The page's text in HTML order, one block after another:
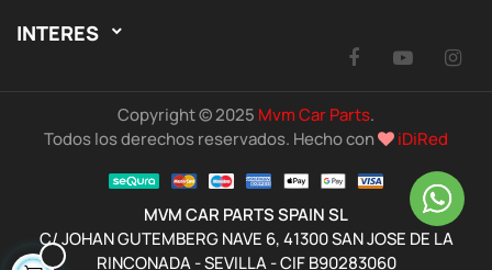
INTERES 
Facebook
Copyright © 2025 Mvm Car Parts.
Todos los derechos reservados. Hecho con
iDiRed
MVM CAR PARTS SPAIN SL
C/ JOHAN GUTEMBERG NAVE 6, 41300 SAN JOSE DE LA
RINCONADA - SEVILLA - CIF B90283060